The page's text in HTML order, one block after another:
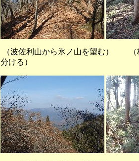
（波佐利山から氷ノ山を望む）
分ける）